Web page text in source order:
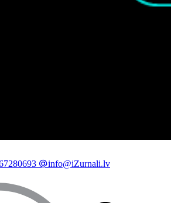
info@iZurnali.lv